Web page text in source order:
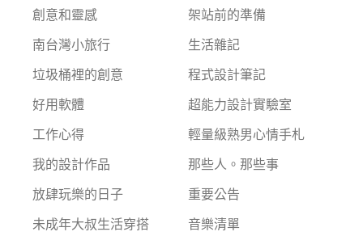
創意和靈感
南台灣小旅行
垃圾桶裡的創意
好用軟體
工作心得
我的設計作品
放肆玩樂的日子
未成年大叔生活穿搭
架站前的準備
生活雜記
程式設計筆記
超能力設計實驗室
輕量級熟男心情手札
那些人。那些事
重要公告
音樂清單